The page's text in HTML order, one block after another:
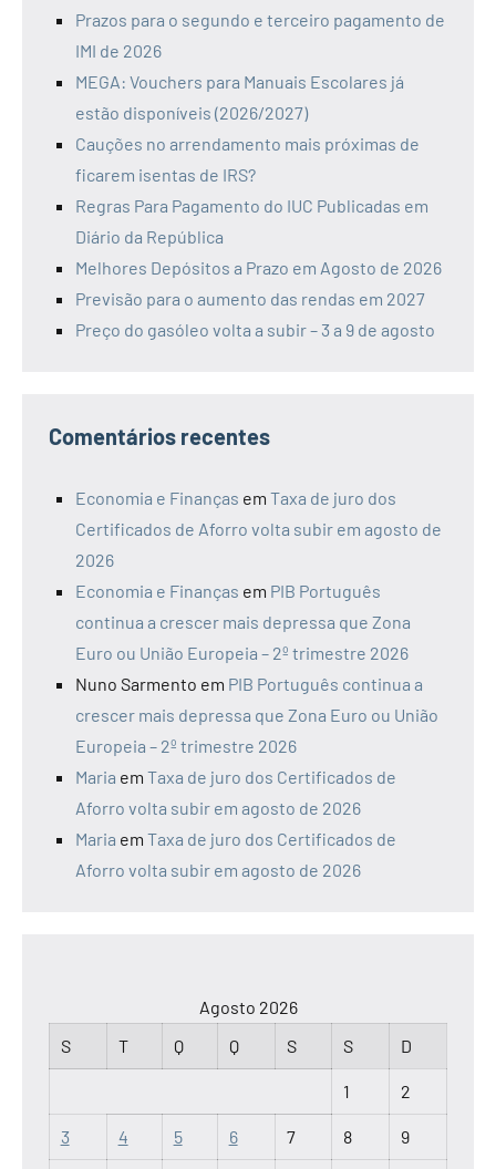
Prazos para o segundo e terceiro pagamento de
IMI de 2026
MEGA: Vouchers para Manuais Escolares já
estão disponíveis (2026/2027)
Cauções no arrendamento mais próximas de
ficarem isentas de IRS?
Regras Para Pagamento do IUC Publicadas em
Diário da República
Melhores Depósitos a Prazo em Agosto de 2026
Previsão para o aumento das rendas em 2027
Preço do gasóleo volta a subir – 3 a 9 de agosto
Comentários recentes
Economia e Finanças em Taxa de juro dos
Certificados de Aforro volta subir em agosto de
2026
Economia e Finanças em PIB Português
continua a crescer mais depressa que Zona
Euro ou União Europeia – 2º trimestre 2026
Nuno Sarmento em PIB Português continua a
crescer mais depressa que Zona Euro ou União
Europeia – 2º trimestre 2026
Maria em Taxa de juro dos Certificados de
Aforro volta subir em agosto de 2026
Maria em Taxa de juro dos Certificados de
Aforro volta subir em agosto de 2026
Agosto 2026
S
T Q Q S S D
1 2
3 4 5 6 7 8 9